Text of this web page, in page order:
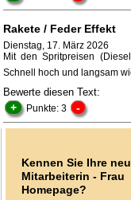
Rakete / Feder Effekt
Dienstag, 17. März 2026
Mit den Spritpreisen
Schnell hoch und langsam
Bewerte diesen Text:
+ Punkte: 3 -
Kennen Sie Ihre
Mitarbeiterin - Frau
Homepage?